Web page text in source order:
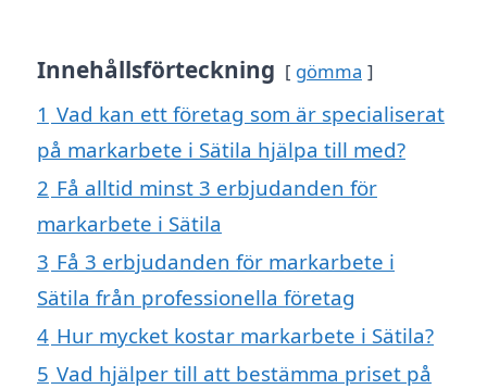
Innehållsförteckning gömma
1 Vad kan ett företag som är specialiserat
på markarbete i Sätila hjälpa till med?
2 Få alltid minst 3 erbjudanden för
markarbete i Sätila
3 Få 3 erbjudanden för markarbete i
Sätila från professionella företag
4 Hur mycket kostar markarbete i Sätila?
5 Vad hjälper till att bestämma priset på